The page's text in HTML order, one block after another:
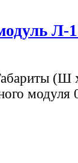
Л-
(Ш
модуля